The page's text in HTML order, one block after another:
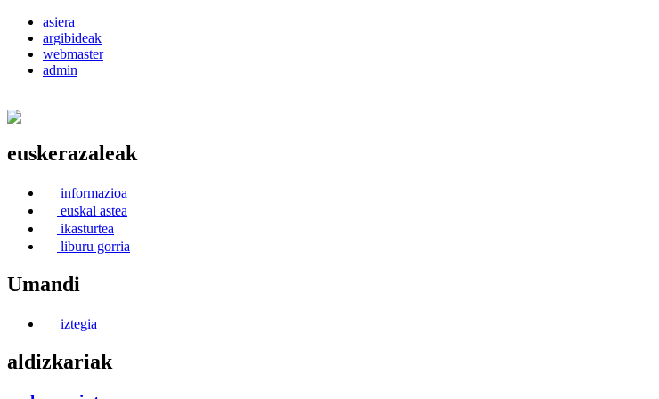
asiera
argibideak
webmaster
admin
euskerazaleak
informazioa
euskal astea
ikasturtea
liburu gorria
Umandi
iztegia
aldizkariak